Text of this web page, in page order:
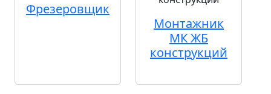
Фрезеровщик
Монтажник
МК ЖБ
конструкций